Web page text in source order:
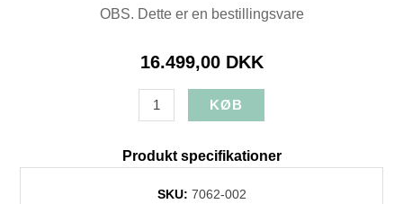
OBS. Dette er en bestillingsvare
16.499,00 DKK
Produkt specifikationer
SKU: 7062-002